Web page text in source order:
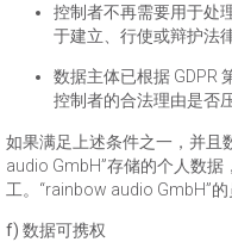
控制者不再需要用于处
于建立、行使或辩护法
数据主体已根据 GDPR
控制者的合法理由是否
如果满足上述条件之一，并且
audio GmbH”存储的个人数
工。“rainbow audio GmbH”的
f) 数据可携权